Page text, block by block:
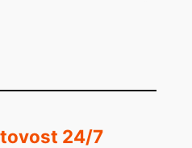
24/7